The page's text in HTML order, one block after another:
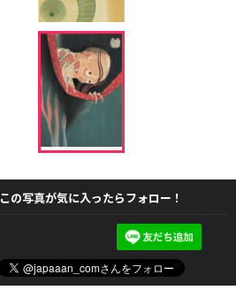
この写真が気に入ったらフォロー！